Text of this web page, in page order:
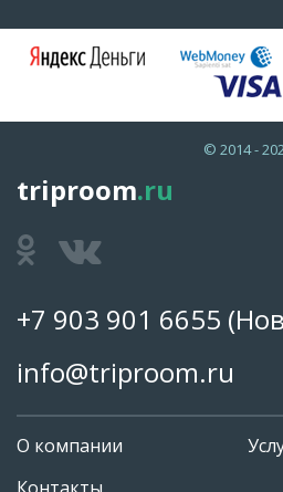
© 2014 -
triproom.ru
+7 903 901 6655
info@triproom.ru
О компании